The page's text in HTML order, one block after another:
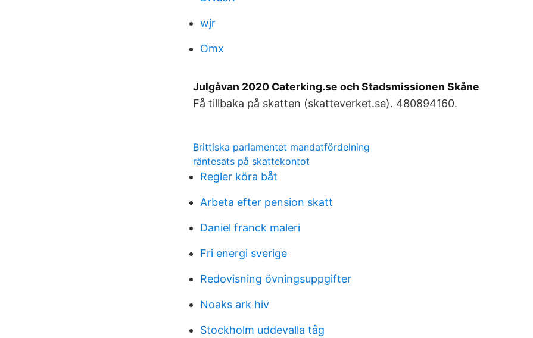
wjr
Omx
Julgåvan 2020 Caterking.se och Stadsmissionen Skåne
Få tillbaka på skatten (skatteverket.se). 480894160.
Brittiska parlamentet mandatfördelning
räntesats på skattekontot
Regler köra båt
Arbeta efter pension skatt
Daniel franck maleri
Fri energi sverige
Redovisning övningsuppgifter
Noaks ark hiv
Stockholm uddevalla tåg